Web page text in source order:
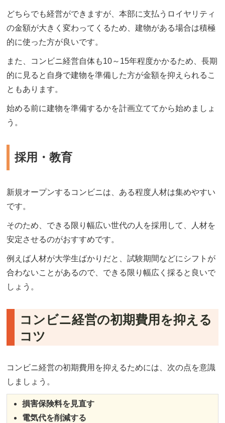
どちらでも経営ができますが、本部に支払うロイヤリティ
の金額が大きく変わってくるため、建物がある場合は積極
的に使った方が良いです。
また、コンビニ経営自体も10～15年程度かかるため、長期
的に見ると自身で建物を準備した方が金額を抑えられるこ
ともあります。
始める前に建物を準備するかを計画立ててから始めましょ
う。
採用・教育
新規オープンするコンビニは、ある程度人材は集めやすい
です。
そのため、できる限り幅広い世代の人を採用して、人材を
安定させるのがおすすめです。
例えば人材が大学生ばかりだと、試験期間などにシフトが
合わないことがあるので、できる限り幅広く採ると良いで
しょう。
コンビニ経営の初期費用を抑える
コツ
コンビニ経営の初期費用を抑えるためには、次の点を意識
しましょう。
損害保険料を見直す
電気代を削減する